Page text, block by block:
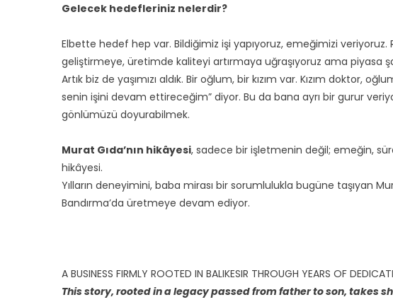
Gelecek hedefleriniz nelerdir?
Elbette hedef hep var. Bildiğimiz işi yapıyoruz, emeğimizi veriyoruz.
geliştirmeye, üretimde kaliteyi artırmaya uğraşıyoruz ama piyasa
Artık biz de yaşımızı aldık. Bir oğlum, bir kızım var. Kızım doktor,
senin işini devam ettireceğim” diyor. Bu da bana ayrı bir gurur
gönlümüzü doyurabilmek.
Murat Gıda’nın hikâyesi, sadece bir işletmenin değil; emeğin,
hikâyesi.
Yılların deneyimini, baba mirası bir sorumlulukla bugüne taşıyan
Bandırma’da üretmeye devam ediyor.
A BUSINESS FIRMLY ROOTED IN BALIKESIR THROUGH YEARS OF
This story, rooted in a legacy passed from father to son, takes